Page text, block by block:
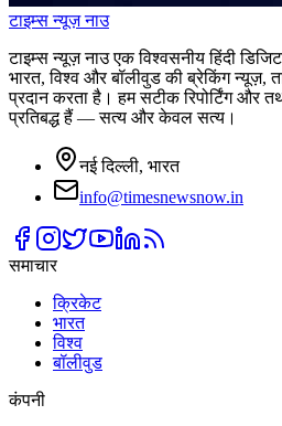
टाइम्सन्यूज़नाउ
टाइम्स न्यूज़ नाउ एक विश्वसनीय हिंदी
भारत, विश्व और बॉलीवुड की ब्रेकिंग न्यूज़,
प्रदान करता है। हम सटीक रिपोर्टिंग और
प्रतिबद्ध हैं — सत्य और केवल सत्य।
नई दिल्ली, भारत
info@timesnewsnow.in
समाचार
क्रिकेट
भारत
विश्व
बॉलीवुड
कंपनी